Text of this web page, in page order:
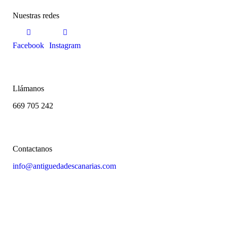
Nuestras redes
Facebook Instagram
Llámanos
669 705 242
Contactanos
info@antiguedadescanarias.com